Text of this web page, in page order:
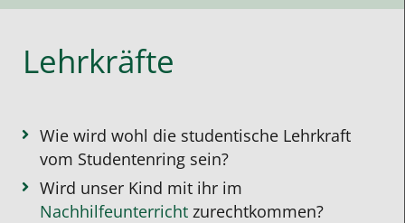
Lehrkräfte
Wie wird wohl die studentische Lehrkraft
vom Studentenring sein?
Wird unser Kind mit ihr im
Nachhilfeunterricht zurechtkommen?